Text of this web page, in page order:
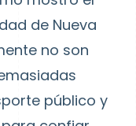
de Nueva
no son
público y